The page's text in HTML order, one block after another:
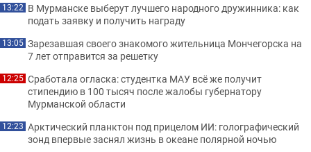
13:22 В Мурманске выберут лучшего народного дружинника: как
подать заявку и получить награду
13:05 Зарезавшая своего знакомого жительница Мончегорска на
7 лет отправится за решетку
12:25 Сработала огласка: студентка МАУ всё же получит
стипендию в 100 тысяч после жалобы губернатору
Мурманской области
12:23 Арктический планктон под прицелом ИИ: голографический
зонд впервые заснял жизнь в океане полярной ночью